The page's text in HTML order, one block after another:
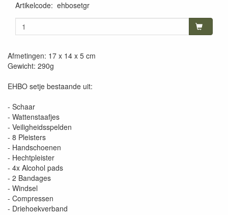
Artikelcode: ehbosetgr
Afmetingen: 17 x 14 x 5 cm
Gewicht: 290g
EHBO setje bestaande uit:
- Schaar
- Wattenstaafjes
- Veiligheidsspelden
- 8 Pleisters
- Handschoenen
- Hechtpleister
- 4x Alcohol pads
- 2 Bandages
- Windsel
- Compressen
- Driehoekverband